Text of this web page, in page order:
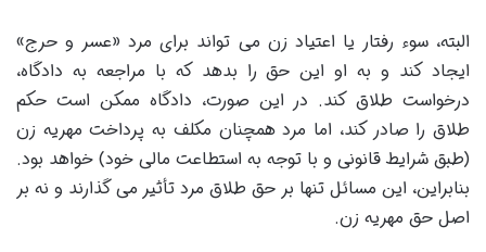
البته، سوء رفتار یا اعتیاد زن می تواند برای مرد «عسر و حرج»
ایجاد کند و به او این حق را بدهد که با مراجعه به دادگاه،
درخواست طلاق کند. در این صورت، دادگاه ممکن است حکم
طلاق را صادر کند، اما مرد همچنان مکلف به پرداخت مهریه زن
(طبق شرایط قانونی و با توجه به استطاعت مالی خود) خواهد بود.
بنابراین، این مسائل تنها بر حق طلاق مرد تأثیر می گذارند و نه بر
اصل حق مهریه زن.